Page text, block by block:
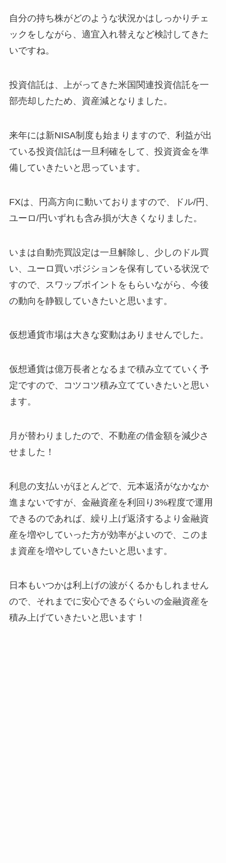
自分の持ち株がどのような状況かはしっかりチェ
ックをしながら、適宜入れ替えなど検討してきた
いですね。
投資信託は、上がってきた米国関連投資信託を一
部売却したため、資産減となりました。
来年には新NISA制度も始まりますので、利益が出
ている投資信託は一旦利確をして、投資資金を準
備していきたいと思っています。
FXは、円高方向に動いておりますので、ドル/円、
ユーロ/円いずれも含み損が大きくなりました。
いまは自動売買設定は一旦解除し、少しのドル買
い、ユーロ買いポジションを保有している状況で
すので、スワップポイントをもらいながら、今後
の動向を静観していきたいと思います。
仮想通貨市場は大きな変動はありませんでした。
仮想通貨は億万長者となるまで積み立てていく予
定ですので、コツコツ積み立てていきたいと思い
ます。
月が替わりましたので、不動産の借金額を減少さ
せました！
利息の支払いがほとんどで、元本返済がなかなか
進まないですが、金融資産を利回り3%程度で運用
できるのであれば、繰り上げ返済するより金融資
産を増やしていった方が効率がよいので、このま
ま資産を増やしていきたいと思います。
日本もいつかは利上げの波がくるかもしれません
ので、それまでに安心できるぐらいの金融資産を
積み上げていきたいと思います！